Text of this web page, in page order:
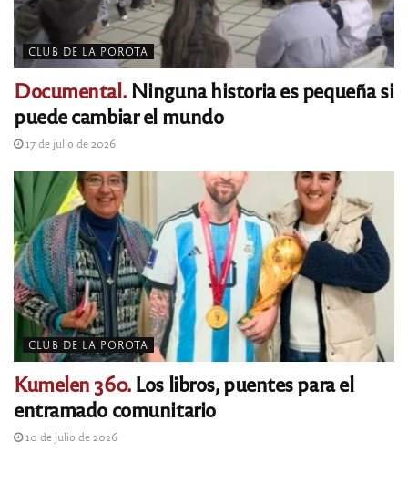
CLUB DE LA POROTA
Documental.Ninguna historia es pequeña si
puede cambiar el mundo
17 de julio de 2026
CLUB DE LA POROTA
Kumelen 360.Los libros, puentes para el
entramado comunitario
10 de julio de 2026